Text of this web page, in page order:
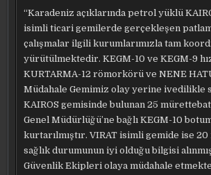
“Karadeniz açıklarında petrol yüklü
isimli ticari gemilerde gerçekleşen
çalışmalar ilgili kurumlarımızla tam
yürütülmektedir. KEGM-10 ve KEGM-9
KURTARMA-12 römorkörü ve NENE
Müdahale Gemimiz olay yerine ivedilikle
KAIROS gemisinde bulunan 25
Genel Müdürlüğü’ne bağlı KEGM-10
kurtarılmıştır. VIRAT isimli gemide ise
sağlık durumunun iyi olduğu bilgisi
Güvenlik Ekipleri olaya müdahale